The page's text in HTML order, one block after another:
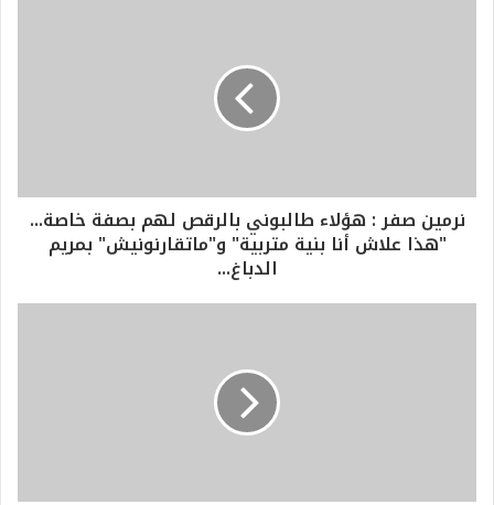
نرمين صفر : هؤلاء طالبوني بالرقص لهم بصفة خاصة...
"هذا علاش أنا بنية متربية" و"ماتقارنونيش" بمريم
الدباغ...